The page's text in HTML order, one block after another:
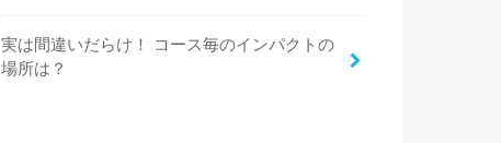
実は間違いだらけ！ コース毎のインパクトの
場所は？